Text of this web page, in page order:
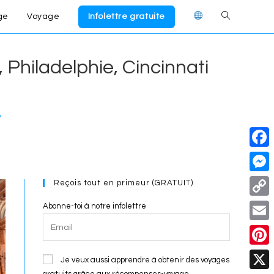
Voyage Infolettre gratuite Toggle
Philadelphie, Cincinnati
Reçois tout en primeur (GRATUIT)
Abonne-toi à notre infolettre
Je veux aussi apprendre à obtenir des voyages
F
a
c
e
b
o
M
e
s
s
e
C
o
p
y
E
m
a
P